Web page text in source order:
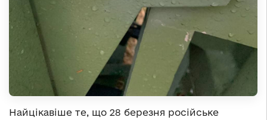
Найцікавіше те, що 28 березня російське